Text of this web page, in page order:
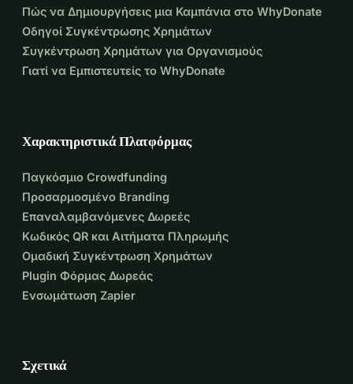
Πώς να Δημιουργήσεις μια Καμπάνια στο WhyDonate
Οδηγοί Συγκέντρωσης Χρημάτων
Συγκέντρωση Χρημάτων για Οργανισμούς
Γιατί να Εμπιστευτείς το WhyDonate
Χαρακτηριστικά Πλατφόρμας
Παγκόσμιο Crowdfunding
Προσαρμοσμένο Branding
Επαναλαμβανόμενες Δωρεές
Κωδικός QR και Αιτήματα Πληρωμής
Ομαδική Συγκέντρωση Χρημάτων
Plugin Φόρμας Δωρεάς
Ενσωμάτωση Zapier
Σχετικά